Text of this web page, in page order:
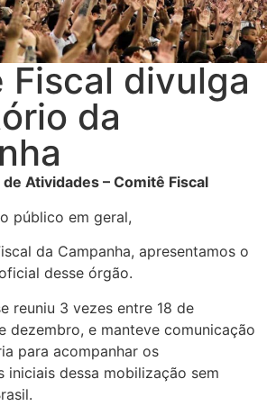
Fiscal divulga
da
Atividades – Comitê Fiscal
público em geral,
da Campanha, apresentamos o
desse órgão.
reuniu 3 vezes entre 18 de
dezembro, e manteve comunicação
para acompanhar os
iniciais dessa mobilização sem